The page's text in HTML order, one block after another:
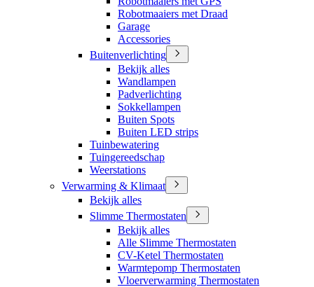
Robotmaaiers met Draad
Garage
Accessories
Buitenverlichting
Bekijk alles
Wandlampen
Padverlichting
Sokkellampen
Buiten Spots
Buiten LED strips
Tuinbewatering
Tuingereedschap
Weerstations
Verwarming & Klimaat
Bekijk alles
Slimme Thermostaten
Bekijk alles
Alle Slimme Thermostaten
CV-Ketel Thermostaten
Warmtepomp Thermostaten
Vloerverwarming Thermostaten